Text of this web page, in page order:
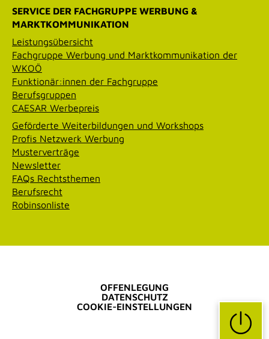
SERVICE DER FACHGRUPPE WERBUNG &
MARKTKOMMUNIKATION
Leistungsübersicht
Fachgruppe Werbung und Marktkommunikation der
WKOÖ
Funktionär:innen der Fachgruppe
Berufsgruppen
CAESAR Werbepreis
Geförderte Weiterbildungen und Workshops
Profis Netzwerk Werbung
Musterverträge
Newsletter
FAQs Rechtsthemen
Berufsrecht
Robinsonliste
OFFENLEGUNG
DATENSCHUTZ
COOKIE-EINSTELLUNGEN